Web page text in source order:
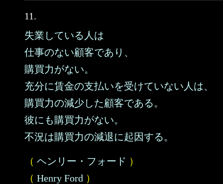
11.
失業している人は
仕事のない顧客であり、
購買力がない。
充分に賃金の支払いを受けていない人は、
購買力の減少した顧客である。
彼にも購買力がない。
不況は購買力の減退に起因する。
（ ヘンリー・フォード ）
（ Henry Ford ）